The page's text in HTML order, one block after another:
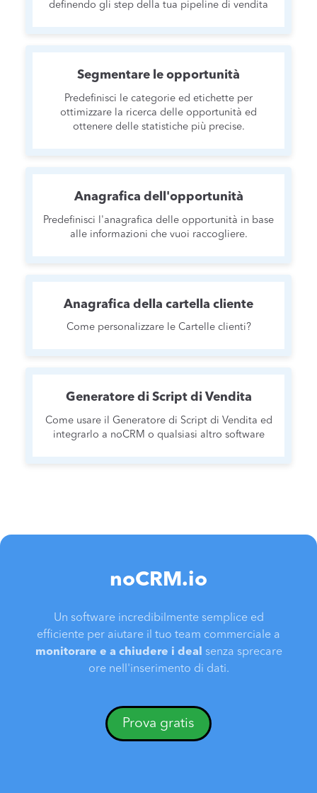
definendo gli step della tua pipeline di vendita
Segmentare le opportunità
Predefinisci le categorie ed etichette per
ottimizzare la ricerca delle opportunità ed
ottenere delle statistiche più precise.
Anagrafica dell'opportunità
Predefinisci l'anagrafica delle opportunità in base
alle informazioni che vuoi raccogliere.
Anagrafica della cartella cliente
Come personalizzare le Cartelle clienti?
Generatore di Script di Vendita
Come usare il Generatore di Script di Vendita ed
integrarlo a noCRM o qualsiasi altro software
noCRM.io
Un software incredibilmente semplice ed
efficiente per aiutare il tuo team commerciale a
monitorare e a chiudere i deal
senza sprecare
ore nell'inserimento di dati.
Prova gratis